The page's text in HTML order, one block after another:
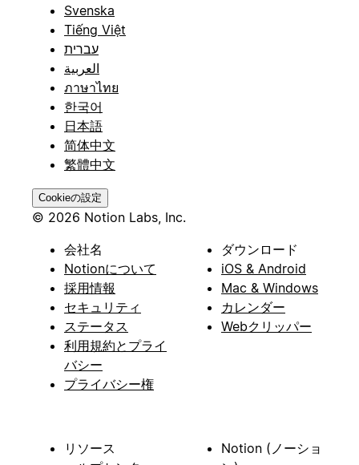
Svenska
Tiếng Việt
עברית
العربية
ภาษาไทย
한국어
日本語
简体中文
繁體中文
Cookieの設定
© 2026 Notion Labs, Inc.
会社名
Notionについて
採用情報
セキュリティ
ステータス
利用規約とプライ
バシー
プライバシー権
ダウンロード
iOS & Android
Mac & Windows
カレンダー
Webクリッパー
リソース
Notion (ノーショ